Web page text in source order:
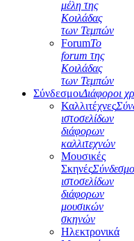
μέλη της
Κοιλάδας
των Τεμπών
ForumΤο
forum της
Κοιλάδας
των Τεμπών
ΣύνδεσμοιΔιάφοροι
Καλλιτέχνες
ιστοσελίδων
διάφορων
καλλιτεχνών
Μουσικές
Σκηνές
ιστοσελίδων
διάφορων
μουσικών
σκηνών
Ηλεκτρονικά